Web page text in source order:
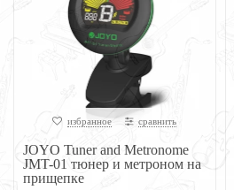
избранное сравнить
JOYO Tuner and Metronome
JMT-01 тюнер и метроном на
прищепке